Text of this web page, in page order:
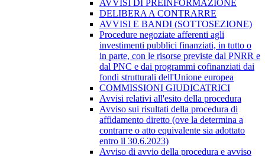
AVVISI DI PREINFORMAZIONE
DELIBERA A CONTRARRE
AVVISI E BANDI (SOTTOSEZIONE)
Procedure negoziate afferenti agli
investimenti pubblici finanziati, in tutto o
in parte, con le risorse previste dal PNRR e
dal PNC e dai programmi cofinanziati dai
fondi strutturali dell'Unione europea
COMMISSIONI GIUDICATRICI
Avvisi relativi all'esito della procedura
Avviso sui risultati della procedura di
affidamento diretto (ove la determina a
contrarre o atto equivalente sia adottato
entro il 30.6.2023)
Avviso di avvio della procedura e avviso